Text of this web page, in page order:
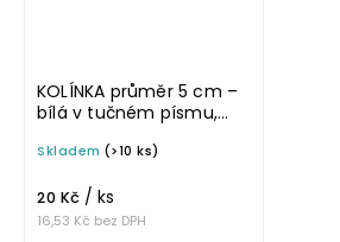
KOLÍNKA průměr 5 cm –
bílá v tučném písmu,
na potravinové dózy
Skladem (>10 ks)
16,53 Kč bez DPH
20 Kč / ks